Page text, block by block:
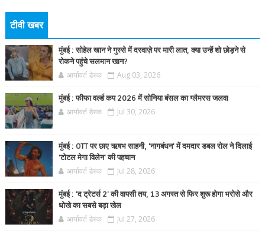
टीवी खबर
मुंबई : सोहेल खान ने गुस्से में दरवाज़े पर मारी लात, क्या उन्हें शो छोड़ने से
रोकने पहुंचे सलमान खान?
आर्यावर्त डेस्क Aug 03, 2026
मुंबई : फीफा वर्ल्ड कप 2026 में सोनिया बंसल का ग्लैमरस जलवा
आर्यावर्त डेस्क Jul 30, 2026
मुंबई : OTT पर छाए ऋषभ साहनी, 'नागबंधन' में दमदार डबल रोल ने दिलाई
'टोटल मेगा विलेन' की पहचान
आर्यावर्त डेस्क Jul 28, 2026
मुंबई : 'द ट्रेटर्स 2' की वापसी तय, 13 अगस्त से फिर शुरू होगा भरोसे और
धोखे का सबसे बड़ा खेल
आर्यावर्त डेस्क Jul 27, 2026